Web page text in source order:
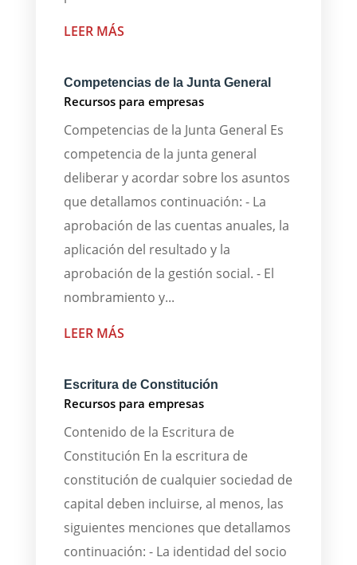
LEER MÁS
Competencias de la Junta General
Recursos para empresas
Competencias de la Junta General Es
competencia de la junta general
deliberar y acordar sobre los asuntos
que detallamos continuación: - La
aprobación de las cuentas anuales, la
aplicación del resultado y la
aprobación de la gestión social. - El
nombramiento y...
LEER MÁS
Escritura de Constitución
Recursos para empresas
Contenido de la Escritura de
Constitución En la escritura de
constitución de cualquier sociedad de
capital deben incluirse, al menos, las
siguientes menciones que detallamos
continuación: - La identidad del socio